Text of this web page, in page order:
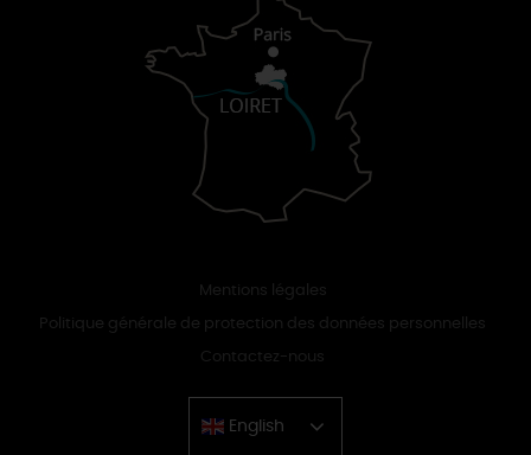
Mentions légales
Politique générale de protection des données personnelles
Contactez-nous
English